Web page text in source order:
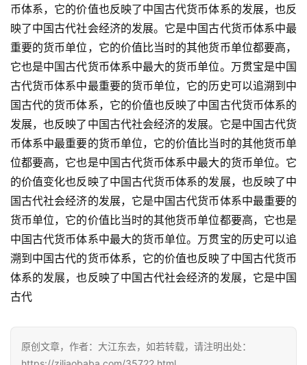
投
稿
每
日
好
诗
币体系，它的价值也反映了中国古代货币体系的发展，也反
映了中国古代社会经济的发展。它是中国古代货币体系中最
重要的货币单位，它的价值比当时的其他货币单位都要高，
它也是中国古代货币体系中最大的货币单位。万贯宝是中国
古代货币体系中最重要的货币单位，它的历史可以追溯到中
国古代的货币体系，它的价值也反映了中国古代货币体系的
发展，也反映了中国古代社会经济的发展。它是中国古代货
币体系中最重要的货币单位，它的价值比当时的其他货币单
位都要高，它也是中国古代货币体系中最大的货币单位。它
的价值变化也反映了中国古代货币体系的发展，也反映了中
国古代社会经济的发展，它是中国古代货币体系中最重要的
货币单位，它的价值比当时的其他货币单位都要高，它也是
中国古代货币体系中最大的货币单位。万贯宝的历史可以追
溯到中国古代的货币体系，它的价值也反映了中国古代货币
体系的发展，也反映了中国古代社会经济的发展，它是中国
古代
原创文章，作者：大江东去，如若转载，请注明出处：